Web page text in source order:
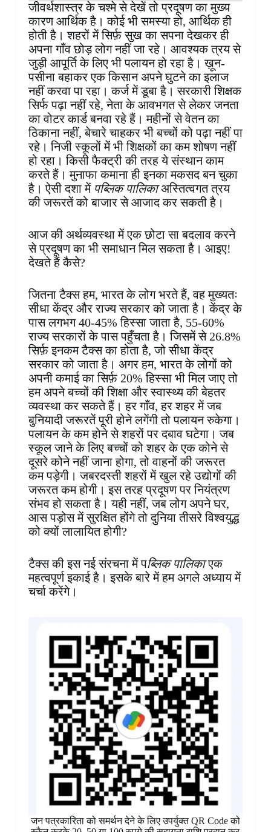
जीवर्थशास्त्र के चश्मे से देखें तो प्रदूषण का मुख्य
कारण आर्थिक है। कोई भी समस्या हो, आर्थिक ही
होती है। शहरों में सिर्फ़ सुख का सपना देखकर ही
अपना गाँव छोड़ लोग नहीं जा रहे। आवश्यक त्रय से
जुड़ी आपूर्ति के लिए भी पलायन हो रहा है। ख़ून-
पसीना बहाकर एक किसान अपने घुटने का इलाज
नहीं करवा पा रहा। कर्ज में डूबा है। सरकारी शिक्षक
सिर्फ पढ़ा नहीं रहे, नेता के आवभगत से लेकर जनता
का वोटर कार्ड बनवा रहे हैं। महीनों से वेतन का
ठिकाना नहीं, बेचारे चाहकर भी बच्चों को पढ़ा नहीं पा
रहे। निजी स्कूलों में भी शिक्षकों का कम शोषण नहीं
हो रहा। किसी फैक्ट्री की तरह ये संस्थान काम
करते हैं। मुनाफा कमाना ही इनका मकसद बन चुका
है। ऐसी दशा में पब्लिक पालिकाअस्तित्वगत त्रय
की जरूरतें को बाजार से आजाद कर सकती है।
आज की अर्थव्यवस्था में एक छोटा सा बदलाव करने
से प्रदूषण का भी समाधान मिल सकता है। आइए!
देखते हैं कैसे?
जितना टैक्स हम, भारत के लोग भरते हैं, वह मुख्यतः
सीधा केंद्र और राज्य सरकार को जाता है। केंद्र के
पास लगभग 40-45% हिस्सा जाता है, 55-60%
राज्य सरकारों के पास पहुँचता है। जिसमें से 26.8%
सिर्फ़ इनकम टैक्स का होता है, जो सीधा केंद्र
सरकार को जाता है। अगर हम, भारत के लोगों को
अपनी कमाई का सिर्फ़ 20% हिस्सा भी मिल जाए तो
हम अपने बच्चों की शिक्षा और स्वास्थ्य की बेहतर
व्यवस्था कर सकते हैं। हर गाँव, हर शहर में जब
बुनियादी जरूरतें पूरी होने लगेंगी तो पलायन रुकेगा।
पलायन के कम होने से शहरों पर दबाव घटेगा। जब
स्कूल जाने के लिए बच्चों को शहर के एक कोने से
दूसरे कोने नहीं जाना होगा, तो वाहनों की जरूरत
कम पड़ेगी। जबरदस्ती शहरों में खुल रहे उद्योगों की
जरूरत कम होगी। इस तरह प्रदूषण पर नियंत्रण
संभव हो सकता है। यही नहीं, जब लोग अपने घर,
आस पड़ोस में सुरक्षित होंगे तो दुनिया तीसरे विश्वयुद्ध
को क्यों लालायित होगी?
टैक्स की इस नई संरचना में पब्लिक पालिकाएक
महत्वपूर्ण इकाई है। इसके बारे में हम अगले अध्याय में
चर्चा करेंगे।
जन पत्रकारिता को समर्थन देने के लिए उपर्युक्त QR Code को